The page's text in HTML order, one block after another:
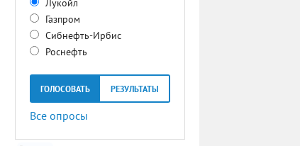
Лукойл
Газпром
Сибнефть-Ирбис
Роснефть
ГОЛОСОВАТЬ РЕЗУЛЬТАТЫ
Все опросы